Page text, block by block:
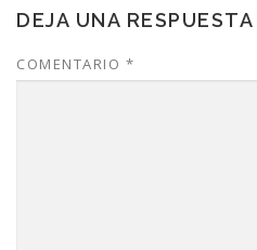
DEJA UNA RESPUESTA
COMENTARIO *